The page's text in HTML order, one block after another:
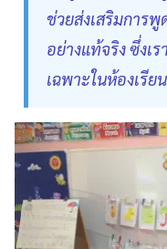
ช่วยส่งเสริมการ
อย่างแท้จริง ซึ่งเ
เฉพาะในห้องเรี